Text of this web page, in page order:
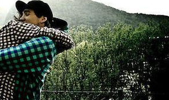
Grossesse à risque : ce jus
naturel attire l'attention
des chercheurs
Comment oublier les
écrans en vacances ?